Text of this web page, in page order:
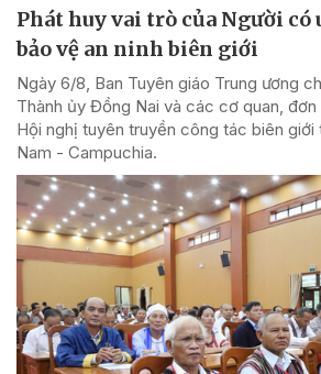
Phát huy vai trò của Người
bảo vệ an ninh biên giới
Ngày 6/8, Ban Tuyên giáo Trung ương
Thành ủy Đồng Nai và các cơ quan,
Hội nghị tuyên truyền công tác biên giới
Nam - Campuchia.